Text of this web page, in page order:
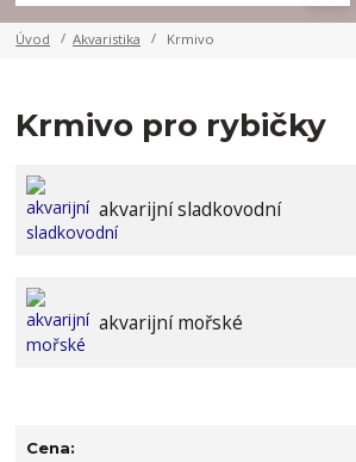
Úvod Akvaristika Krmivo
Krmivo pro rybičky
akvarijní sladkovodní
akvarijní mořské
Cena: